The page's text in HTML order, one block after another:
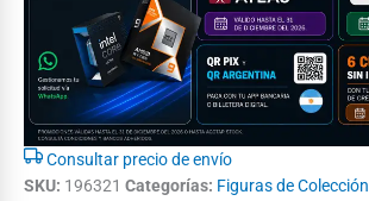
Consultar precio de envío
SKU: 196321 Categorías: Figuras de Colección